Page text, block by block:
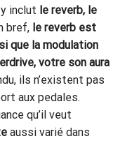
inclut le reverb, le
bref, le reverb est
que la modulation
votre son aura
ils n’existent pas
aux pedales.
qu’il veut
aussi varié dans